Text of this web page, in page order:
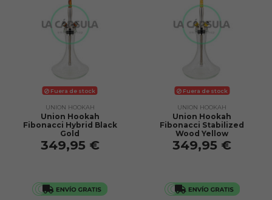
Fuera de stock
UNION HOOKAH
Union Hookah
Fibonacci Hybrid Black
Gold
349,95 €
Fuera de stock
UNION HOOKAH
Union Hookah
Fibonacci Stabilized
Wood Yellow
349,95 €